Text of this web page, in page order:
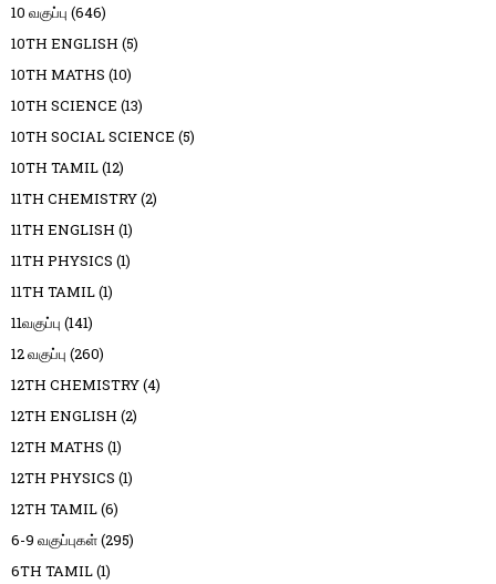
10 வகுப்பு (646)
10TH ENGLISH (5)
10TH MATHS (10)
10TH SCIENCE (13)
10TH SOCIAL SCIENCE (5)
10TH TAMIL(12)
11TH CHEMISTRY(2)
11TH ENGLISH (1)
11TH PHYSICS (1)
11TH TAMIL(1)
11வகுப்பு (141)
12 வகுப்பு (260)
12TH CHEMISTRY(4)
12TH ENGLISH (2)
12TH MATHS (1)
12TH PHYSICS (1)
12TH TAMIL(6)
6-9 வகுப்புகள்(295)
6TH TAMIL(1)